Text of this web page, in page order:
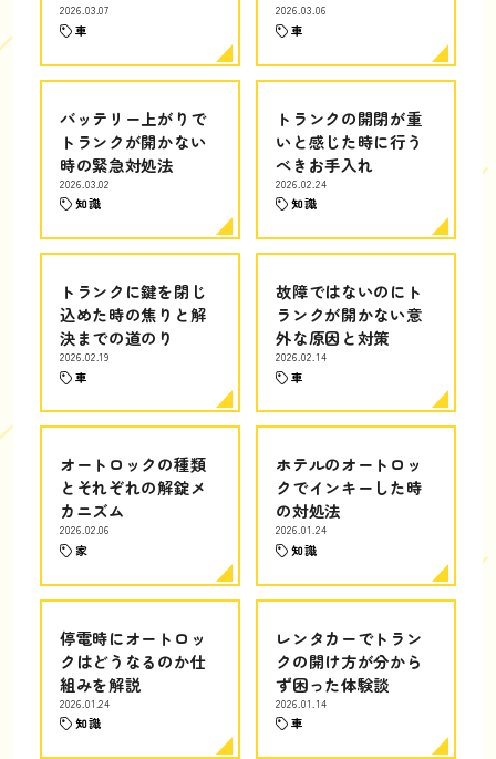
2026.03.07
車
2026.03.06
車
バッテリー上がりで
トランクが開かない
時の緊急対処法
2026.03.02
知識
トランクの開閉が重
いと感じた時に行う
べきお手入れ
2026.02.24
知識
トランクに鍵を閉じ
込めた時の焦りと解
決までの道のり
2026.02.19
車
故障ではないのにト
ランクが開かない意
外な原因と対策
2026.02.14
車
オートロックの種類
とそれぞれの解錠メ
カニズム
2026.02.06
家
ホテルのオートロッ
クでインキーした時
の対処法
2026.01.24
知識
停電時にオートロッ
クはどうなるのか仕
組みを解説
2026.01.24
知識
レンタカーでトラン
クの開け方が分から
ず困った体験談
2026.01.14
車